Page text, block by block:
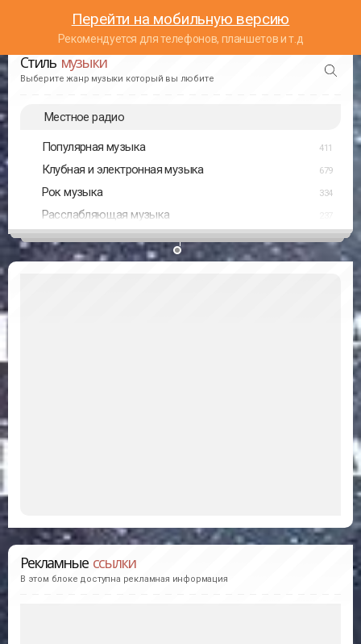
Перейти на мобильную версию
Рекомендуется для телефонов, планшетов и т.д
Стиль музыки
Выберите жанр музыки который вы любите
Местное радио
Популярная музыка 411
Клубная и электронная музыка 679
Рок музыка 334
Расслабляющая музыка
Рекламные ссылки
В этом блоке доступна рекламная информация